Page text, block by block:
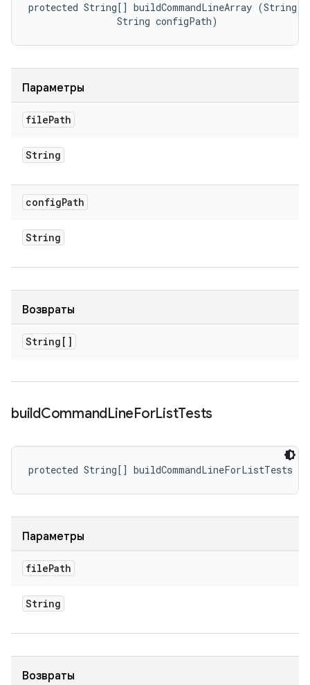
protected String[] buildCommandLineArray
                String configPath)
Параметры
filePath
String
configPath
String
Возвраты
String[]
buildCommandLineForListTests
protected String[] buildCommandLineForListTests
Параметры
filePath
String
Возвраты